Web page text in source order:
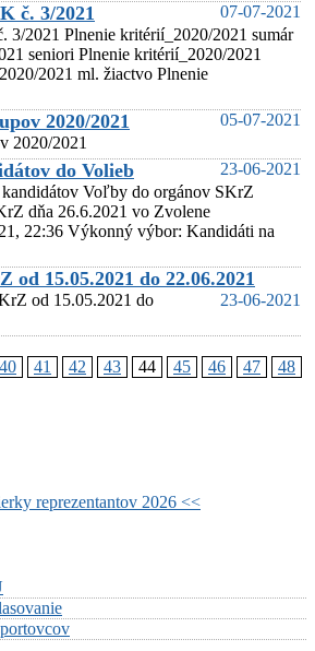
č. 3/2021
07-07-2021
3/2021 Plnenie kritérií_2020/2021 sumár
seniori Plnenie kritérií_2020/2021
2021 ml. žiactvo Plnenie
2020/2021
05-07-2021
2020/2021
do Volieb
23-06-2021
kandidátov Voľby do orgánov SKrZ
dňa 26.6.2021 vo Zvolene
22:36 Výkonný výbor: Kandidáti na
od 15.05.2021 do 22.06.2021
23-06-2021
od 15.05.2021 do
40 41 42 43 44 45 46 47
48
reprezentantov 2026 <<